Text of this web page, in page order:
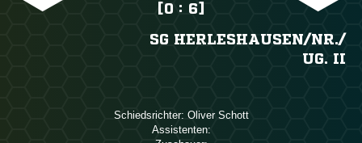
[0 : 6]
SG HERLESHAUSEN/​NR./​
UG. II
Schiedsrichter:  
Assistenten: